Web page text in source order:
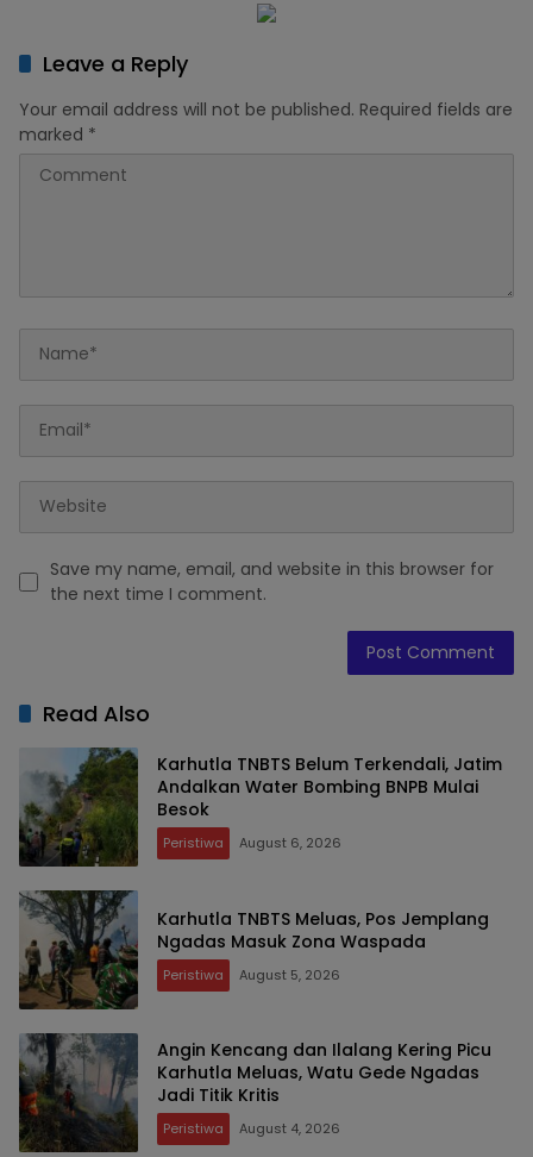
Leave a Reply
Your email address will not be published. Required fields are
marked *
Save my name, email, and website in this browser for
the next time I comment.
Read Also
Karhutla TNBTS Belum Terkendali, Jatim
Andalkan Water Bombing BNPB Mulai
Besok
Peristiwa August 6, 2026
Karhutla TNBTS Meluas, Pos Jemplang
Ngadas Masuk Zona Waspada
Peristiwa August 5, 2026
Angin Kencang dan Ilalang Kering Picu
Karhutla Meluas, Watu Gede Ngadas
Jadi Titik Kritis
Peristiwa August 4, 2026